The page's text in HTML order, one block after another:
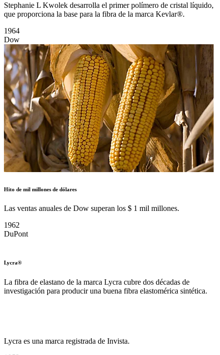
Stephanie L Kwolek desarrolla el primer polímero de cristal líquido,
que proporciona la base para la fibra de la marca Kevlar®.
1964
Dow
Hito de mil millones de dólares
Las ventas anuales de Dow superan los $ 1 mil millones.
1962
DuPont